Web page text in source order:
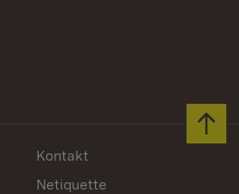
Kontakt
Netiquette